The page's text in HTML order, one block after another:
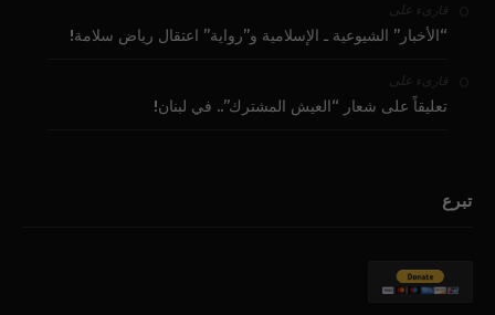
قارىء على
“الأخبار” الشيوعية ـ الإسلامية و”رواية” اعتقال رياض سلامة!
قارىء على
تعليقاً على شعار “العيش المشترك”.. في لبنان!
تبرع